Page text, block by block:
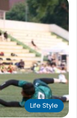
Life Style